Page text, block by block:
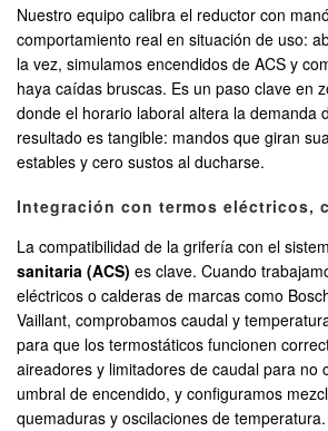
Nuestro equipo calibra el reductor con
comportamiento real en situación de uso:
la vez, simulamos encendidos de ACS y
haya caídas bruscas. Es un paso clave en
donde el horario laboral altera la demanda
resultado es tangible: mandos que giran
estables y cero sustos al ducharse.
Integración con termos eléctricos,
La compatibilidad de la grifería con el
sanitaria (ACS) es clave. Cuando
eléctricos o calderas de marcas como
Vaillant, comprobamos caudal y
para que los termostáticos funcionen
aireadores y limitadores de caudal para no
umbral de encendido, y configuramos
quemaduras y oscilaciones de temperatura.